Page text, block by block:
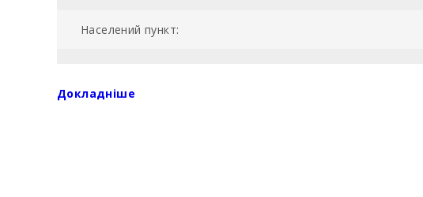
Населений пункт:
Докладніше